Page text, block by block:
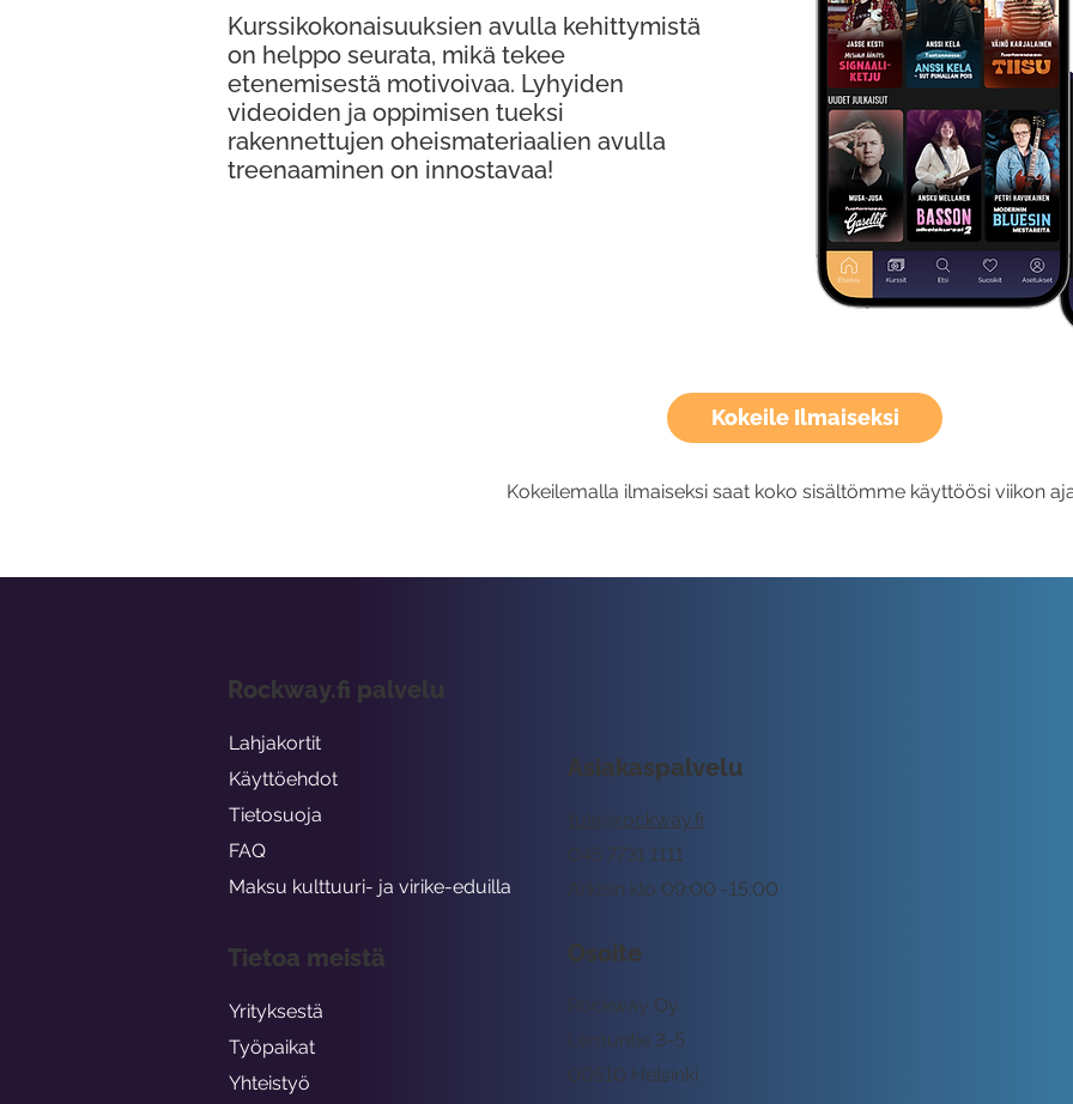
Kokeile Ilmaiseksi
Kokeilemalla ilmaiseksi saat koko sisältömme käyttöösi viikon
Kurssikokonaisuuksien avulla kehittymistä
on helppo seurata, mikä tekee
etenemisestä motivoivaa. Lyhyiden
videoiden ja oppimisen tueksi
rakennettujen oheismateriaalien avulla
treenaaminen on innostavaa!
Asiakaspalvelu
tuki@rockway.fi
Arkisin klo 09:00 -15:00
045 7731 1111
Osoite
Rockway Oy
Lemuntie 3-5
00510 Helsinki
Rockway.fi palvelu
Lahjakortit
Käyttöehdot
Tietosuoja
FAQ
Maksu kulttuuri- ja virike-eduilla
Tietoa meistä
Yrityksestä
Työpaikat
Yhteistyö